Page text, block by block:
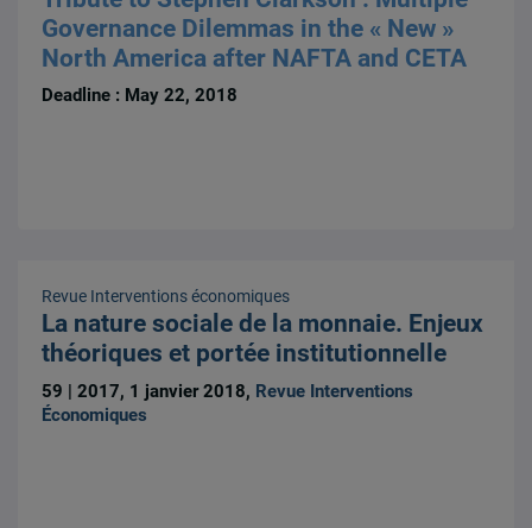
Governance Dilemmas in the « New »
North America after NAFTA and CETA
Deadline : May 22, 2018
Revue Interventions économiques
La nature sociale de la monnaie. Enjeux
théoriques et portée institutionnelle
59 | 2017, 1 janvier 2018, Revue Interventions
Économiques